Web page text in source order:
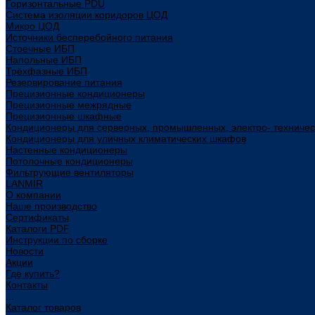
Горизонтальные PDU
Система изоляции коридоров ЦОД
Микро ЦОД
Источники бесперебойного питания
Стоечные ИБП
Напольные ИБП
Трёхфазные ИБП
Резервирование питания
Прецизионные кондиционеры
Прецизионные межрядные
Прецизионные шкафные
Кондиционеры для серверных, промышленных, электро-
Кондиционеры для уличных климатических шкафов
Настенные кондиционеры
Потолочные кондиционеры
Фильтрующие вентиляторы
LANMIR
О компании
Наше производство
Сертификаты
Каталоги PDF
Инструкции по сборке
Новости
Акции
Где купить?
Контакты
Каталог товаров